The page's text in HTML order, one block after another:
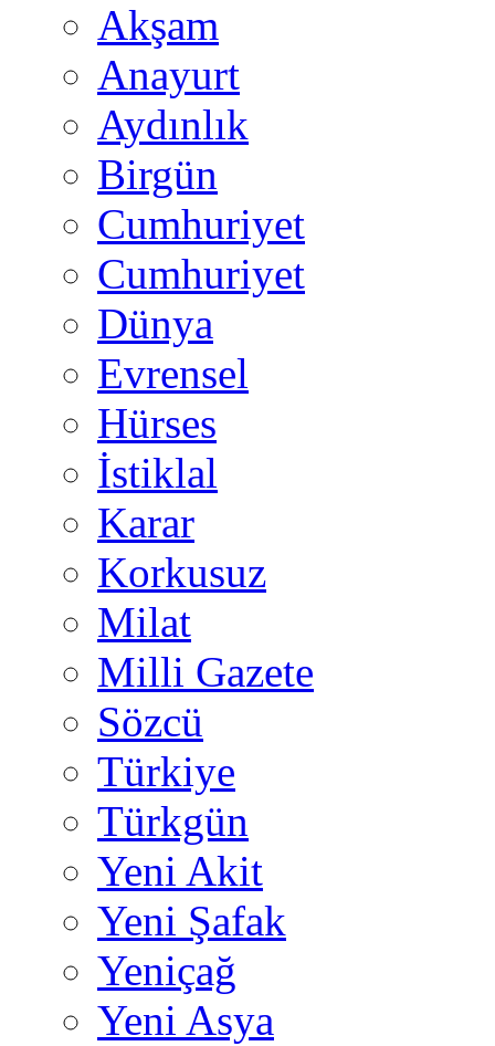
Akşam
Anayurt
Aydınlık
Birgün
Cumhuriyet
Cumhuriyet
Dünya
Evrensel
Hürses
İstiklal
Karar
Korkusuz
Milat
Milli Gazete
Sözcü
Türkiye
Türkgün
Yeni Akit
Yeni Şafak
Yeniçağ
Yeni Asya